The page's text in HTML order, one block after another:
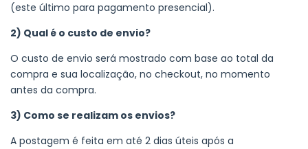
(este último para pagamento presencial).
2) Qual é o custo de envio?
O custo de envio será mostrado com base ao total da
compra e sua localização, no checkout, no momento
antes da compra.
3) Como se realizam os envios?
A postagem é feita em até 2 dias úteis após a